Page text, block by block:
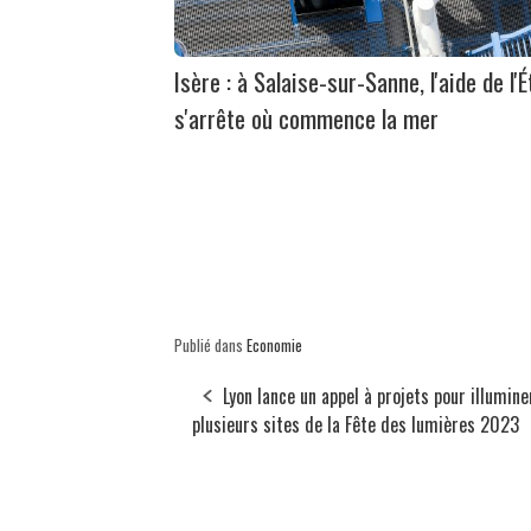
Isère : à Salaise-sur-Sanne, l'aide de
s'arrête où commence la mer
Publié dans Economie
Lyon lance un appel à projets pour
plusieurs sites de la Fête des lumières 2023